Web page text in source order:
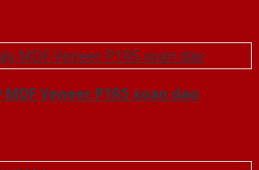
Veneer P1R5 xoan dao